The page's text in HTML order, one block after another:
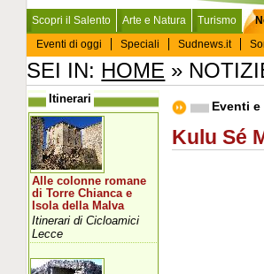
Scopri il Salento Arte e Natura Turismo
Eventi di oggi
Speciali Sudnews.it
SEI IN: HOME »
Eventi
Kulu Sé
Itinerari
Alle colonne romane
di Torre Chianca e
Isola della Malva
Itinerari di Cicloamici
Lecce